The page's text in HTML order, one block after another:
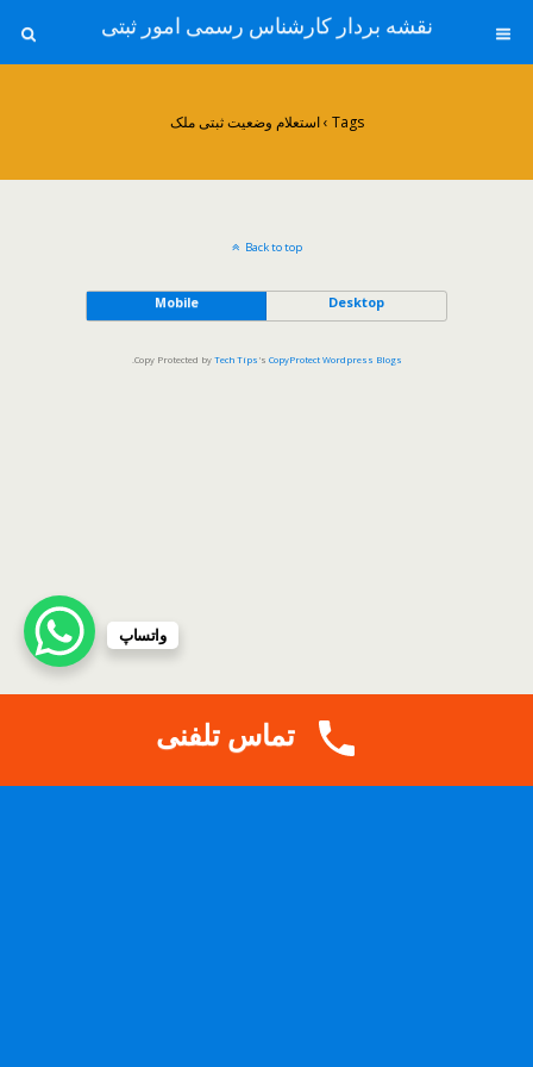
نقشه بردار کارشناس رسمی امور ثبتی
Tags › استعلام وضعیت ثبتی ملک
Back to top
Mobile Desktop
Copy Protected by Tech Tips 's CopyProtect Wordpress Blogs
.
واتساپ
تماس تلفنی